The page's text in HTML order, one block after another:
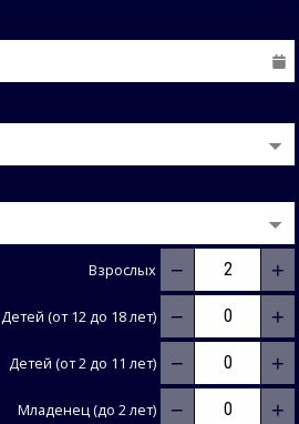
Взрослых − +
Детей (от 12 до 18 лет) − +
Детей (от 2 до 11 лет) − +
Младенец (до 2 лет) − +